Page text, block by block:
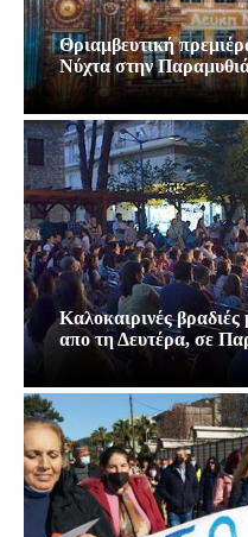
Θριαμβευτική
Νύχτα στην
Καλοκαιρινές
απο τη Δευτέρα, σε